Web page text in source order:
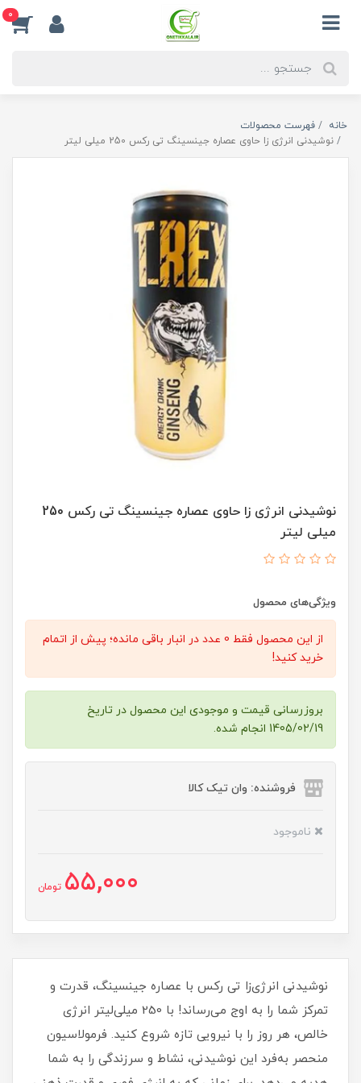
0
خانه
فهرست محصولات
نوشیدنی انرژی زا حاوی عصاره جینسینگ تی رکس 250 میلی لیتر
نوشیدنی انرژی زا حاوی عصاره جینسینگ تی رکس 250
میلی لیتر
ویژگی‌های محصول
از این محصول فقط 0 عدد در انبار باقی مانده؛ پیش از اتمام
خرید کنید!
بروزرسانی قیمت و موجودی این محصول در تاریخ
1405/02/19 انجام شده.
فروشنده: وان تیک کالا
ناموجود
55,000 تومان
نوشیدنی انرژی‌زا تی رکس با عصاره جینسینگ، قدرت و
تمرکز شما را به اوج می‌رساند! با 250 میلی‌لیتر انرژی
خالص، هر روز را با نیرویی تازه شروع کنید. فرمولاسیون
منحصر به‌فرد این نوشیدنی، نشاط و سرزندگی را به شما